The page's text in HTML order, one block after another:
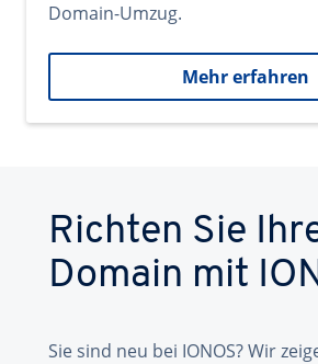
Domain-Umzug.
Mehr erfahren
Richten Sie
Domain mit
Sie sind neu bei IONOS? Wir